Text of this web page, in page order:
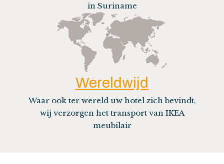
in Suriname
Wereldwijd
Waar ook ter wereld uw hotel zich bevindt,
wij verzorgen het transport van IKEA
meubilair